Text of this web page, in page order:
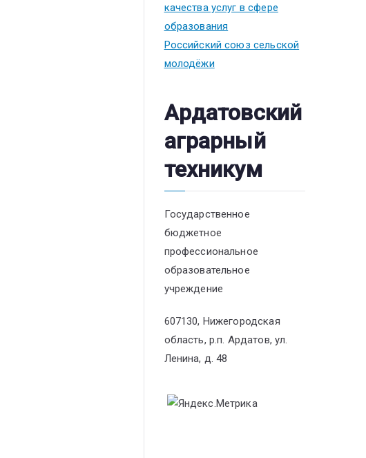
качества услуг в сфере
образования
Российский союз сельской
молодёжи
Ардатовский
аграрный
техникум
Государственное
бюджетное
профессиональное
образовательное
учреждение
607130, Нижегородская
область, р.п. Ардатов, ул.
Ленина, д. 48